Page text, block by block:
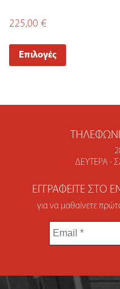
225,00 €
Επιλογές
ΔΕΥΤΈΡΑ -
ΕΓΓΡΑΦΕΊΤΕ ΣΤΟ
για να μαθαίνετε
Email